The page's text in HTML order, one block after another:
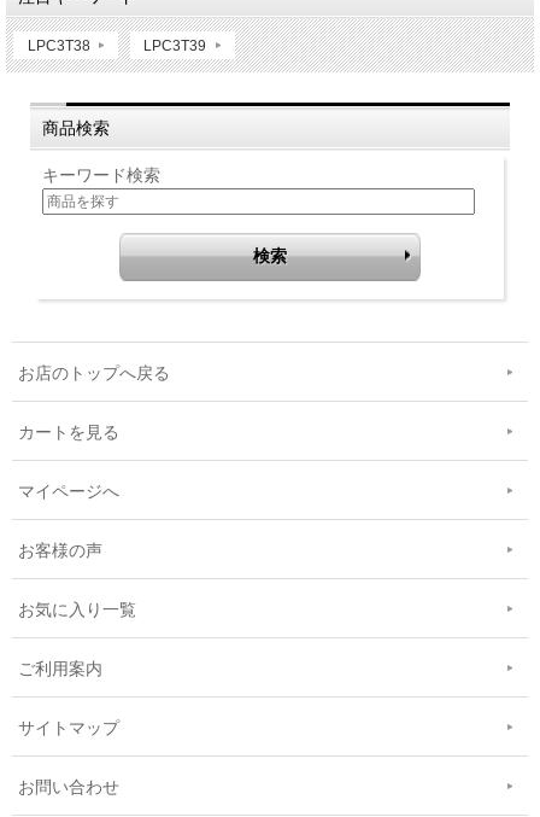
LPC3T38 LPC3T39
商品検索
キーワード検索
お店のトップへ戻る
カートを見る
マイページへ
お客様の声
お気に入り一覧
ご利用案内
サイトマップ
お問い合わせ